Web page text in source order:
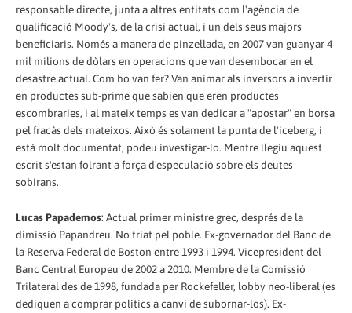
responsable directe, junta a altres entitats com l'agència de
qualificació Moody's, de la crisi actual, i un dels seus majors
beneficiaris. Només a manera de pinzellada, en 2007 van guanyar 4
mil milions de dòlars en operacions que van desembocar en el
desastre actual. Com ho van fer? Van animar als inversors a invertir
en productes sub-prime que sabien que eren productes
escombraries, i al mateix temps es van dedicar a "apostar" en borsa
pel fracàs dels mateixos. Això és solament la punta de l'iceberg, i
està molt documentat, podeu investigar-lo. Mentre llegiu aquest
escrit s'estan folrant a força d'especulació sobre els deutes
sobirans.
Lucas Papademos: Actual primer ministre grec, després de la
dimissió Papandreu. No triat pel poble. Ex-governador del Banc de
la Reserva Federal de Boston entre 1993 i 1994. Vicepresident del
Banc Central Europeu de 2002 a 2010. Membre de la Comissió
Trilateral des de 1998, fundada per Rockefeller, lobby neo-liberal (es
dediquen a comprar polítics a canvi de subornar-los). Ex-